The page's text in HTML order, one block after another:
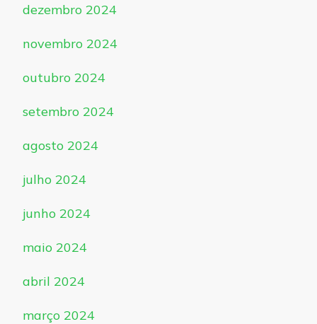
dezembro 2024
novembro 2024
outubro 2024
setembro 2024
agosto 2024
julho 2024
junho 2024
maio 2024
abril 2024
março 2024